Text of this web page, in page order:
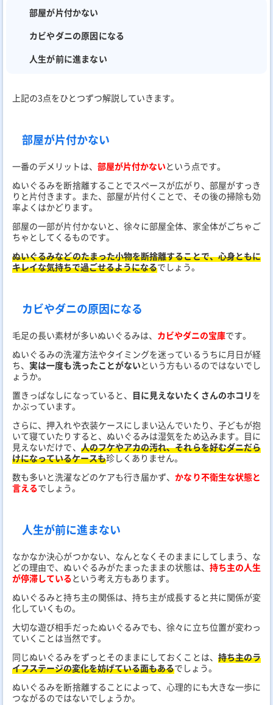
部屋が片付かない
カビやダニの原因になる
人生が前に進まない
上記の3点をひとつずつ解説していきます。
部屋が片付かない
一番のデメリットは、 部屋が片付かないという点です。
ぬいぐるみを断捨離することでスペースが広がり、部屋がすっき
りと片付きます。また、部屋が片付くことで、その後の掃除も効
率よくはかどります。
部屋の一部が片付かないと、徐々に部屋全体、家全体がごちゃご
ちゃとしてくるものです。
ぬいぐるみなどのたまった小物を断捨離することで、心身ともに
キレイな気持ちで過ごせるようになるでしょう。
カビやダニの原因になる
毛足の長い素材が多いぬいぐるみは、 カビやダニの宝庫です。
ぬいぐるみの洗濯方法やタイミングを迷っているうちに月日が経
ち、 実は一度も洗ったことがないという方もいるのではないでし
ょうか。
置きっぱなしになっていると、 目に見えないたくさんのホコリを
かぶっています。
さらに、押入れや衣装ケースにしまい込んでいたり、子どもが抱
いて寝ていたりすると、ぬいぐるみは湿気をため込みます。目に
見えないだけで、 人のフケやアカの汚れ、それらを好むダニだら
けになっているケースも珍しくありません。
数も多いと洗濯などのケアも行き届かず、かなり不衛生な状態と
言えるでしょう。
人生が前に進まない
なかなか決心がつかない、なんとなくそのままにしてしまう、な
どの理由で、ぬいぐるみがたまったままの状態は、 持ち主の人生
が停滞しているという考え方もあります。
ぬいぐるみと持ち主の関係は、持ち主が成長すると共に関係が変
化していくもの。
大切な遊び相手だったぬいぐるみでも、徐々に立ち位置が変わっ
ていくことは当然です。
同じぬいぐるみをずっとそのままにしておくことは、 持ち主のラ
イフステージの変化を妨げている面もあるでしょう。
ぬいぐるみを断捨離することによって、心理的にも大きな一歩に
つながるのではないでしょうか。